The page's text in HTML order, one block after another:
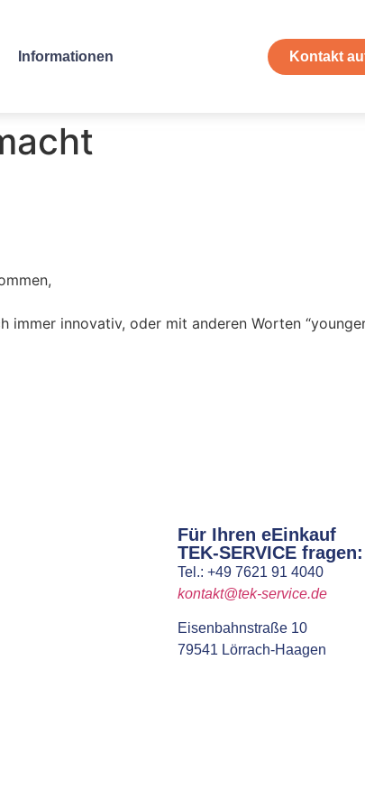
Informationen Kontakt
innovativ, oder mit anderen Worten
Für Ihren eEinkauf
TEK-SERVICE fragen:
Tel.: +49 7621 91 4040
kontakt@tek-service.de
Eisenbahnstraße 10
79541 Lörrach-Haagen